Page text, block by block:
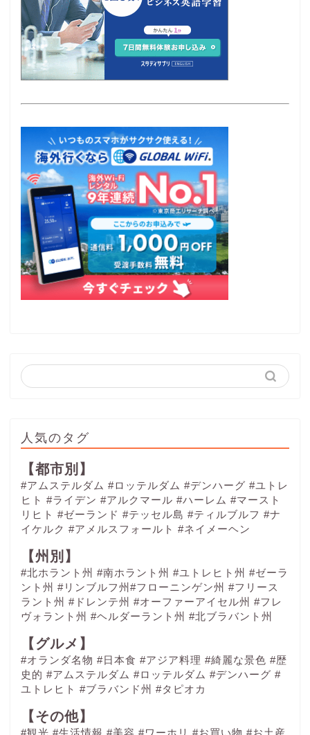
人気のタグ
【都市別】
#アムステルダム #ロッテルダム #デンハーグ #ユトレ
ヒト #ライデン #アルクマール #ハーレム #マースト
リヒト #ゼーランド #テッセル島 #ティルブルフ #ナ
イケルク #アメルスフォールト #ネイメーヘン
【州別】
#北ホラント州 #南ホラント州 #ユトレヒト州 #ゼーラ
ント州 #リンブルフ州#フローニンゲン州 #フリース
ラント州 #ドレンテ州 #オーファーアイセル州 #フレ
ヴォラント州 #ヘルダーラント州 #北ブラバント州
【グルメ】
#オランダ名物 #日本食 #アジア料理 #綺麗な景色 #歴
史的 #アムステルダム #ロッテルダム #デンハーグ #
ユトレヒト #ブラバンド州 #タピオカ
【その他】